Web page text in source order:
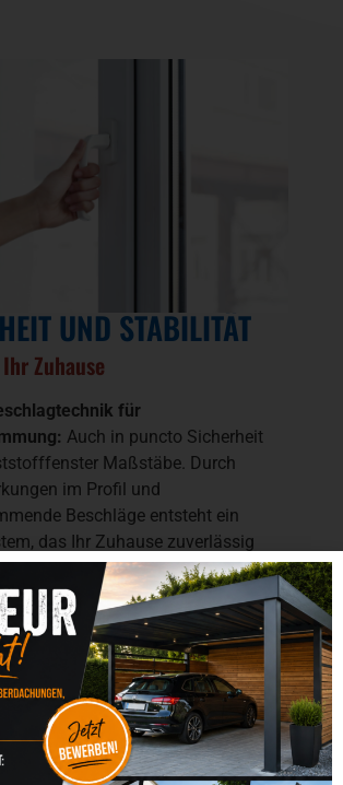
UND STABILITÄT
Zuhause
für
Auch in puncto Sicherheit
Maßstäbe. Durch
im Profil und
Beschläge entsteht ein
das Ihr Zuhause zuverlässig
Griffe
welches Sicherheitsniveau für